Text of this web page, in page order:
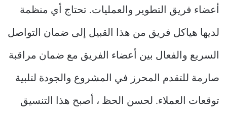
أعضاء فريق التطوير والعمليات. تحتاج أي منظمة
لديها هياكل فريق من هذا القبيل إلى ضمان التواصل
السريع والفعال بين أعضاء الفريق مع ضمان مراقبة
صارمة للتقدم المحرز في المشروع والجودة لتلبية
توقعات العملاء. لحسن الحظ ، أصبح هذا التنسيق